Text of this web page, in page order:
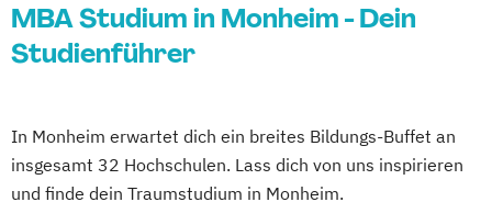
MBA Studium in Monheim - Dein
Studienführer
In Monheim erwartet dich ein breites Bildungs-Buffet an
insgesamt 32 Hochschulen. Lass dich von uns inspirieren
und finde dein Traumstudium in Monheim.